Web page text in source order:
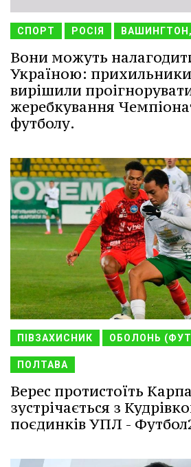
СПОРТ РОСІЯ
Вони можуть
Україною: прихильники
вирішили
жеребкування
футболу.
ПІВЗАХИСНИК ОБОЛОНЬ
ПОЛТАВА
Верес протистоїть
зустрічається з
поєдинків УПЛ -